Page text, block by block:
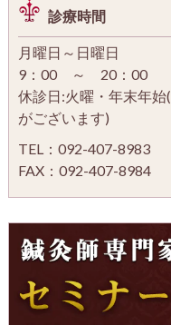
診療時間
月曜日～日曜日
9：00 ～ 20：00
休診日:火曜・年末年
がございます)
TEL：092-407-8983
FAX：092-407-8984